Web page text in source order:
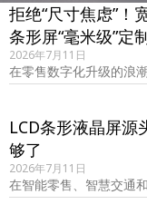
拒绝“尺寸焦虑”！
条形屏“毫米级”定
2026年7月11日
在零售数字化升级的浪
和精准的信息传递能力
LCD条形液晶屏
够了
2026年7月11日
在智能零售、智慧交通
晶屏的需求量呈爆发式